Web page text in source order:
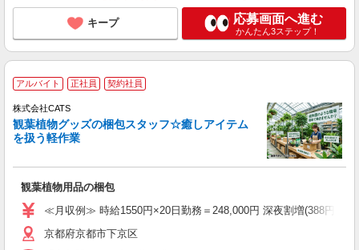
キープ 応募画面へ進む
かんたん3ステップ！
アルバイト 正社員 契約社員
株式会社CATS
観葉植物グッズの梱包スタッフ☆癒しアイテム
を扱う軽作業
観葉植物用品の梱包
≪月収例≫ 時給1550円×20日勤務＝248,000円 深夜割増(388円
京都府京都市下京区